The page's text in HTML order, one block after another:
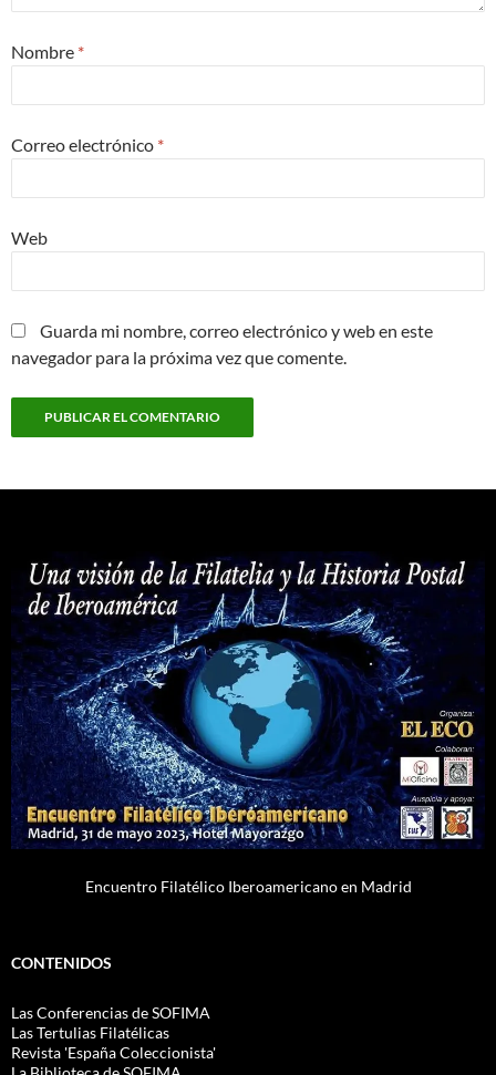
Nombre *
Correo electrónico *
Web
Guarda mi nombre, correo electrónico y web en este
navegador para la próxima vez que comente.
Encuentro Filatélico Iberoamericano en Madrid
CONTENIDOS
Las Conferencias de SOFIMA
Las Tertulias Filatélicas
Revista 'España Coleccionista'